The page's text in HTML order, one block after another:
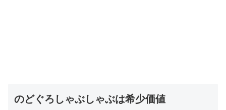
のどぐろしゃぶしゃぶは希少価値